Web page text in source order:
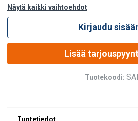
Näytä kaikki vaihtoehdot
Kirjaudu
Lisää
Tuotekoodi: